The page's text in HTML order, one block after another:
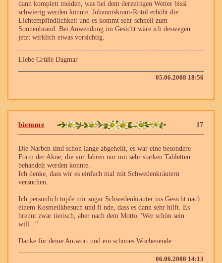
dann komplett meiden, was bei dem derzeitigen Wetter bissi
schwierig werden könnte. Johanniskraut-Rotöl erhöht die
Lichtempfindlichkeit und es kommt sehr schnell zum
Sonnenbrand. Bei Anwendung im Gesicht wäre ich deswegen
jetzt wirklich etwas vorsichtig.
Liebe Grüße Dagmar
05.06.2008 18:56
17
biemme
Die Narben sind schon lange abgeheilt, es war eine besondere
Form der Akne, die vor Jahren nur mit sehr starken Tabletten
behandelt werden konnte.
Ich denke, dass wir es einfach mal mit Schwedenkräutern
versuchen.
Ich persönlich tupfe mir sogar Schwedenkräuter ins Gesicht nach
einem Kosmetikbesuch und fi nde, dass es dann sehr hilft. Es
brennt zwar tierisch, aber nach dem Motto:"Wer schön sein
will..."
Danke für deine Antwort und ein schönes Wochenende
06.06.2008 14:13